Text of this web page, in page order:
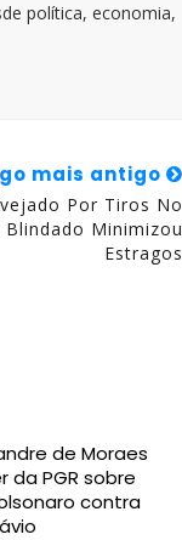
política, economia,
mais antigo
Por Tiros No
Blindado Minimizou
Estragos
de Moraes
da PGR sobre
contra